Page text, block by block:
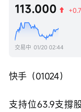
113.000
交易中 01/20 02:44
快手（01024）
支持位63.9支撐